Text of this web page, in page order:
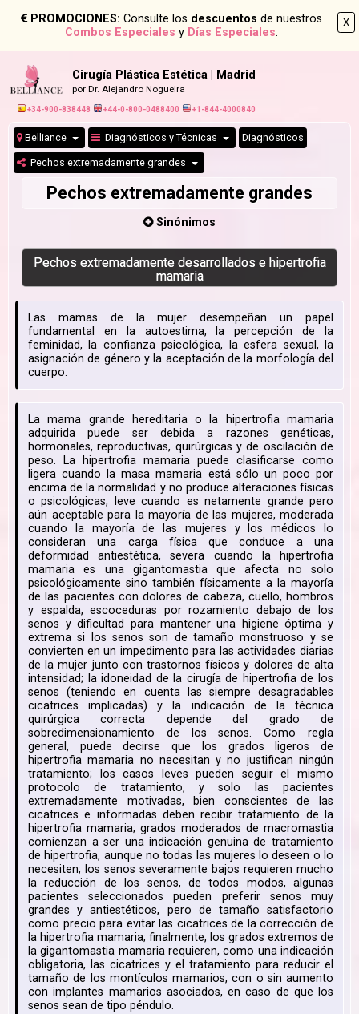
X
PROMOCIONES: Consulte los descuentos de nuestros
Combos Especiales y Días Especiales.
Cirugía Plástica Estética | Madrid
por Dr. Alejandro Nogueira
+34-900-838448 +44-0-800-0488400 +1-844-4000840
Belliance Diagnósticos y Técnicas Diagnósticos
Pechos extremadamente grandes
Pechos extremadamente grandes
Sinónimos
Pechos extremadamente desarrollados e hipertrofia
mamaria
Las mamas de la mujer desempeñan un papel
fundamental en la autoestima, la percepción de la
feminidad, la confianza psicológica, la esfera sexual, la
asignación de género y la aceptación de la morfología del
cuerpo.
La mama grande hereditaria o la hipertrofia mamaria
adquirida puede ser debida a razones genéticas,
hormonales, reproductivas, quirúrgicas y de oscilación de
peso. La hipertrofia mamaria puede clasificarse como
ligera cuando la masa mamaria está sólo un poco por
encima de la normalidad y no produce alteraciones físicas
o psicológicas, leve cuando es netamente grande pero
aún aceptable para la mayoría de las mujeres, moderada
cuando la mayoría de las mujeres y los médicos lo
consideran una carga física que conduce a una
deformidad antiestética, severa cuando la hipertrofia
mamaria es una gigantomastia que afecta no solo
psicológicamente sino también físicamente a la mayoría
de las pacientes con dolores de cabeza, cuello, hombros
y espalda, escoceduras por rozamiento debajo de los
senos y dificultad para mantener una higiene óptima y
extrema si los senos son de tamaño monstruoso y se
convierten en un impedimento para las actividades diarias
de la mujer junto con trastornos físicos y dolores de alta
intensidad; la idoneidad de la cirugía de hipertrofia de los
senos (teniendo en cuenta las siempre desagradables
cicatrices implicadas) y la indicación de la técnica
quirúrgica correcta depende del grado de
sobredimensionamiento de los senos. Como regla
general, puede decirse que los grados ligeros de
hipertrofia mamaria no necesitan y no justifican ningún
tratamiento; los casos leves pueden seguir el mismo
protocolo de tratamiento, y solo las pacientes
extremadamente motivadas, bien conscientes de las
cicatrices e informadas deben recibir tratamiento de la
hipertrofia mamaria; grados moderados de macromastia
comienzan a ser una indicación genuina de tratamiento
de hipertrofia, aunque no todas las mujeres lo deseen o lo
necesiten; los senos severamente bajos requieren mucho
la reducción de los senos, de todos modos, algunas
pacientes seleccionados pueden preferir senos muy
grandes y antiestéticos, pero de tamaño satisfactorio
como precio para evitar las cicatrices de la corrección de
la hipertrofia mamaria; finalmente, los grados extremos de
la gigantomastia mamaria requieren, como una indicación
obligatoria, las cicatrices y el tratamiento para reducir el
tamaño de los montículos mamarios, con o sin aumento
con implantes mamarios asociados, en caso de que los
senos sean de tipo péndulo.